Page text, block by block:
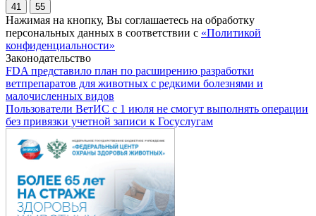
41 55
Нажимая на кнопку, Вы соглашаетесь на обработку
персональных данных в соответствии с «Политикой
конфиденциальности»
Законодательство
FDA представило план по расширению разработки
ветпрепаратов для животных с редкими болезнями и
малочисленных видов
Пользователи ВетИС с 1 июля не смогут выполнять операции
без привязки учетной записи к Госуслугам